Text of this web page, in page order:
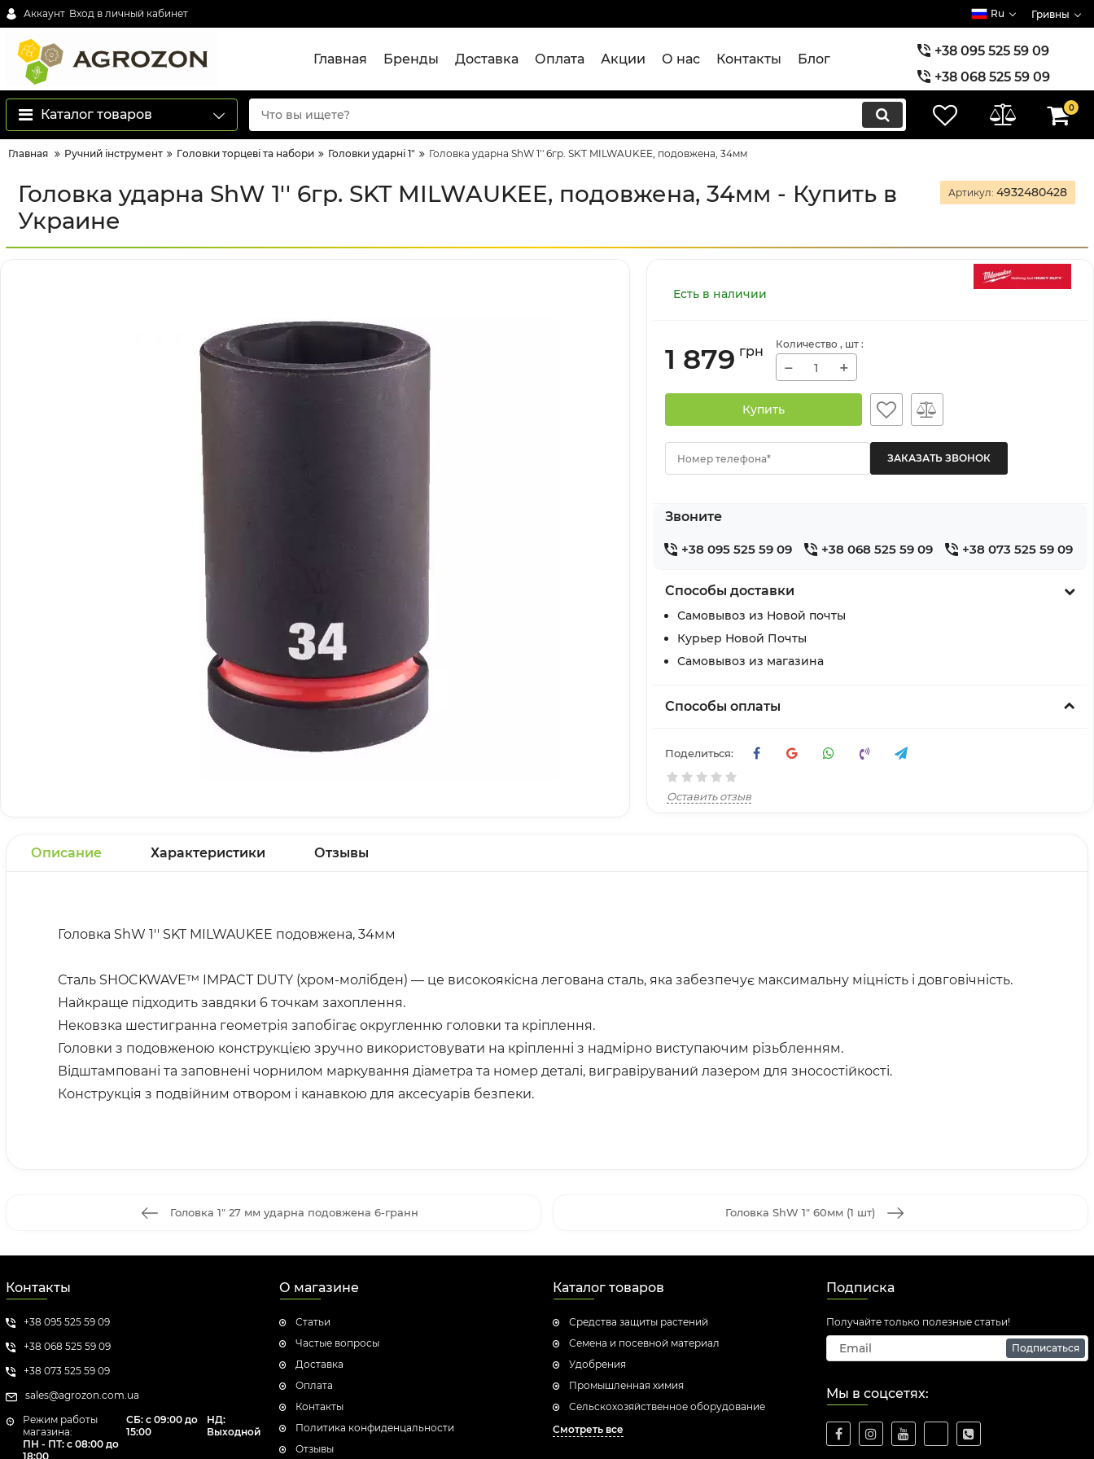
Аккаунт Вход в личный кабинет Ru Гривны
Главная Бренды Доставка Оплата Акции О нас Контакты Блог
+38 095 525 59 09
+38 068 525 59 09
+38 073 525 59 09
Каталог товаров 0
Главная Ручний інструмент Гoлoвки тopцeві тa нaбopи Головки ударні 1" Головка ударна ShW 1'' 6гр. SKT MILWAUKEE, подовжена, 34мм
Головка ударна ShW 1'' 6гр. SKT MILWAUKEE, подовжена, 34мм - Купить в
Украине
Артикул: 4932480428
Есть в наличии
1 879 грн Количество , шт :
− +
Купить
Номер телефона*
Звоните
+38 095 525 59 09 +38 068 525 59 09 +38 073 525 59 09
Способы доставки
Самовывоз из Новой почты
Курьер Новой Почты
Самовывоз из магазина
Способы оплаты
Поделиться:
Оставить отзыв
Описание Характеристики Отзывы
Головка ShW 1'' SKT MILWAUKEE подовжена, 34мм
Сталь SHOCKWAVE™ IMPACT DUTY (хром-молібден) — це високоякісна легована сталь, яка забезпечує максимальну міцність і довговічність.
Найкраще підходить завдяки 6 точкам захоплення.
Нековзка шестигранна геометрія запобігає округленню головки та кріплення.
Головки з подовженою конструкцією зручно використовувати на кріпленні з надмірно виступаючим різьбленням.
Відштамповані та заповнені чорнилом маркування діаметра та номер деталі, вигравіруваний лазером для зносостійкості.
Конструкція з подвійним отвором і канавкою для аксесуарів безпеки.
Головка 1" 27 мм ударна подовжена 6-гранн Головка ShW 1" 60мм (1 шт)
Контакты
+38 095 525 59 09
+38 068 525 59 09
+38 073 525 59 09
sales@agrozon.com.ua
Режим работы
магазина:
ПН - ПТ: с 08:00 до
18:00
СБ: с 09:00 до
15:00
НД:
Выходной
О магазине
Статьи
Частые вопросы
Доставка
Оплата
Контакты
Политика конфиденцальности
Отзывы
Каталог товаров
Средства защиты растений
Семена и посевной материал
Удобрения
Промышленная химия
Сельскохозяйственное оборудование
Смотреть все
Подписка
Получайте только полезные статьи!
Подписаться
Мы в соцсетях: